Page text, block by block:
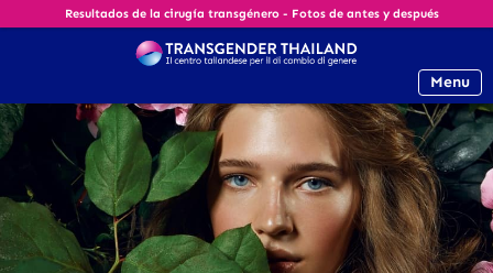
Resultados de la cirugía transgénero - Fotos de antes y después
Menu